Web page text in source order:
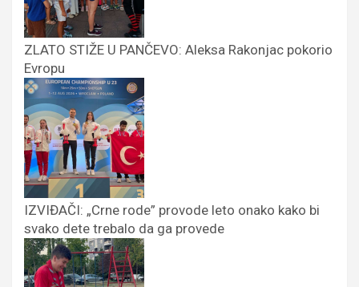
ZLATO STIŽE U PANČEVO: Aleksa Rakonjac pokorio
Evropu
IZVIĐAČI: „Crne rode” provode leto onako kako bi
svako dete trebalo da ga provede